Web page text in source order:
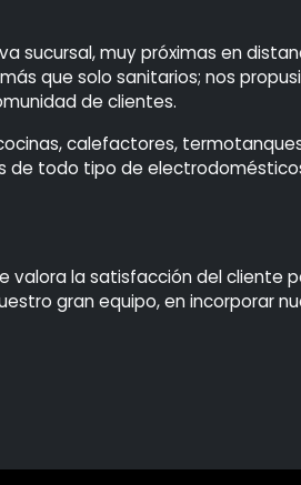
sucursal, muy próximas en
que solo sanitarios; nos
de clientes.
calefactores,
de todo tipo de
valora la satisfacción del cliente
gran equipo, en incorporar